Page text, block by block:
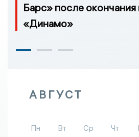
Барс» после окончания
«Динамо»
АВГУСТ
Пн Вт Ср Чт